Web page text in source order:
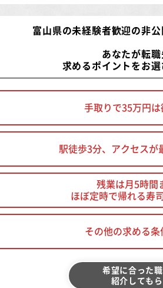
富山県の未経験者歓迎の非公
あなたが転職
求めるポイントをお選
手取りで35万円
駅徒歩3分、アクセスが
残業は月5時間
ほぼ定時で帰れる寿
その他の求める条
希望に合った
紹介してもら